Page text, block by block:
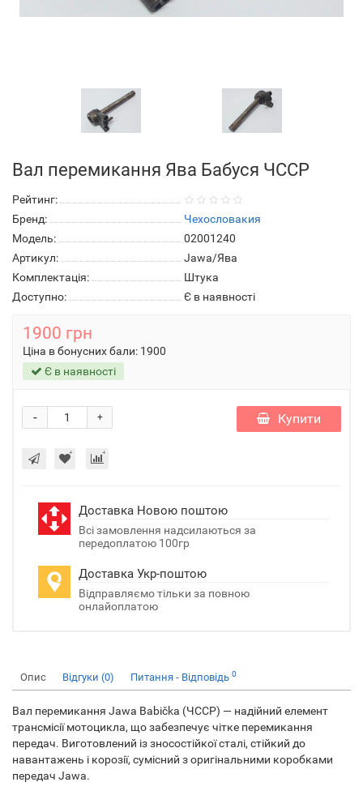
Вал перемикання Ява Бабуся ЧССР
Рейтинг:
Бренд:
Чехословакия
Модель:
02001240
Артикул:
Jawa/Ява
Комплектація:
Штука
Доступно:
Є в наявності
1900 грн
Ціна в бонусних бали: 1900
Є в наявності
+
- Купити
Доставка Новою поштою
Всі замовлення надсилаються за
передоплатою 100гр
Доставка Укр-поштою
Відправляємо тільки за повною
онлайоплатою
Опис Відгуки (0) Питання - Відповідь 0
Вал перемикання Jawa Babička (ЧССР) — надійний елемент
трансмісії мотоцикла, що забезпечує чітке перемикання
передач. Виготовлений із зносостійкої сталі, стійкий до
навантажень і корозії, сумісний з оригінальними коробками
передач Jawa.